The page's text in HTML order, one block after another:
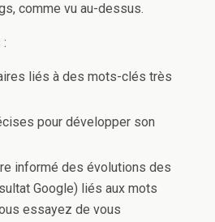
comme vu au-dessus.
liés à des mots-clés très
pour développer son
informé des évolutions des
Google) liés aux mots
essayez de vous